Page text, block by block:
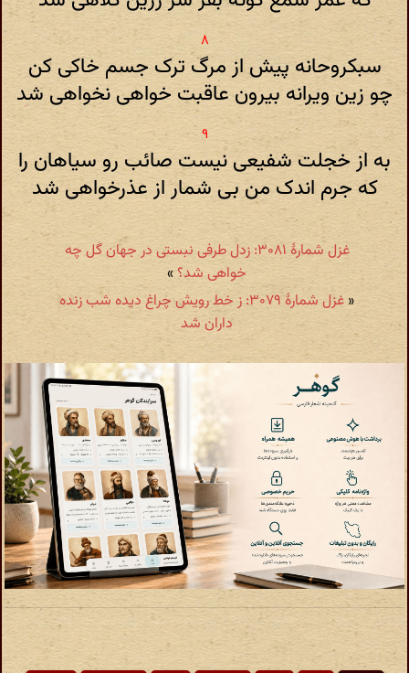
سبکروحانه پیش از مرگ ترک جسم خاکی کن
چو زین ویرانه بیرون عاقبت خواهی نخواهی شد
به از خجلت شفیعی نیست صائب رو سیاهان را
که جرم اندک من بی شمار از عذرخواهی شد
غزل شمارهٔ ۳۰۸۱: زدل طرفی نبستی در جهان گل چه
خواهی شد؟»
«
غزل شمارهٔ ۳۰۷۹: ز خط رویش چراغ دیده شب زنده
داران شد